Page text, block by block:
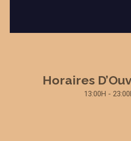
Horaires
13:00H -